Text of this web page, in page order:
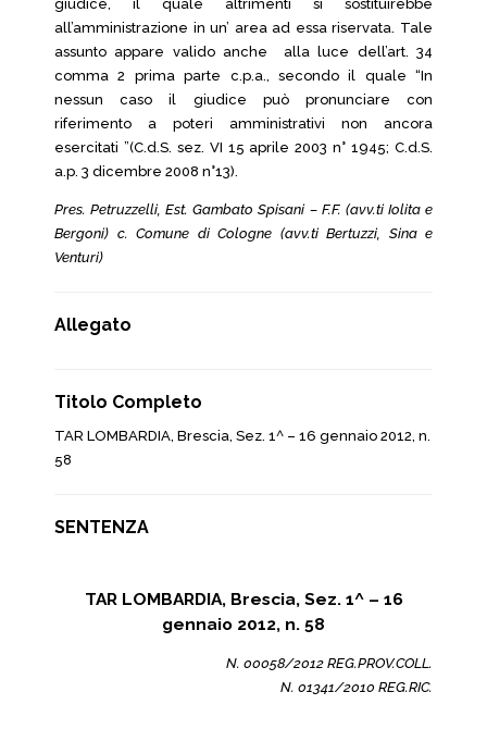
giudice, il quale altrimenti si sostituirebbe
all’amministrazione in un’ area ad essa riservata. Tale
assunto appare valido anche alla luce dell’art. 34
comma 2 prima parte c.p.a., secondo il quale “In
nessun caso il giudice può pronunciare con
riferimento a poteri amministrativi non ancora
esercitati ”(C.d.S. sez. VI 15 aprile 2003 n° 1945; C.d.S.
a.p. 3 dicembre 2008 n°13).
Pres. Petruzzelli, Est. Gambato Spisani – F.F. (avv.ti Iolita e
Bergoni) c. Comune di Cologne (avv.ti Bertuzzi, Sina e
Venturi)
Allegato
Titolo Completo
TAR LOMBARDIA, Brescia, Sez. 1^ – 16 gennaio 2012, n.
58
SENTENZA
TAR LOMBARDIA, Brescia, Sez. 1^ – 16
gennaio 2012, n. 58
N. 00058/2012 REG.PROV.COLL.
N. 01341/2010 REG.RIC.